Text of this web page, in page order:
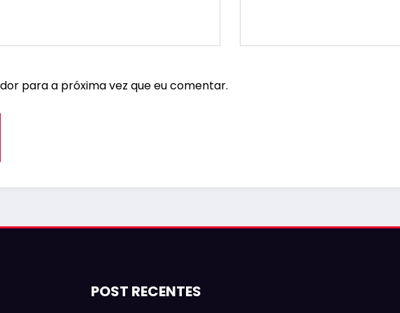
para a próxima vez que eu comentar.
POST RECENTES